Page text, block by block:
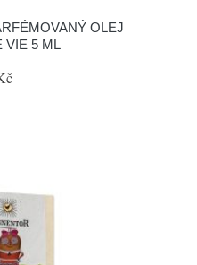
OLEJ
VIE 5 ML